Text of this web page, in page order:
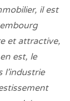
il est
et attractive,
est, le
l’industrie